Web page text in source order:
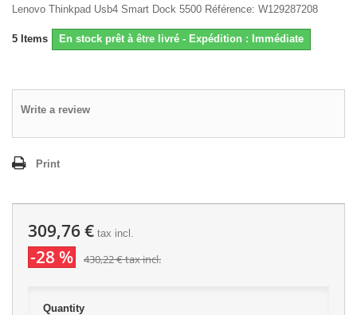
Lenovo Thinkpad Usb4 Smart Dock 5500 Référence: W129287208
5 Items En stock prêt à être livré - Expédition : Immédiate
Write a review
Print
309,76 € tax incl.
-28 % 430,22 €tax incl.
Quantity